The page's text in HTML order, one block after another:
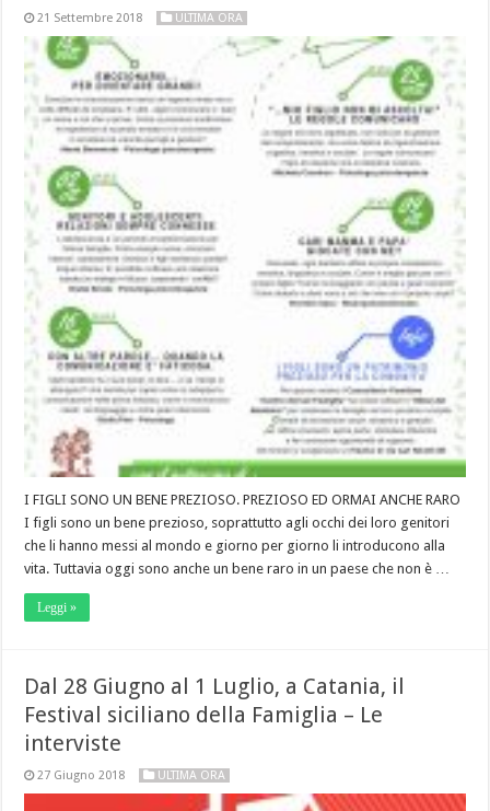
21 Settembre 2018 ULTIMA ORA
I FIGLI SONO UN BENE PREZIOSO. PREZIOSO ED ORMAI ANCHE RARO
I figli sono un bene prezioso, soprattutto agli occhi dei loro genitori
che li hanno messi al mondo e giorno per giorno li introducono alla
vita. Tuttavia oggi sono anche un bene raro in un paese che non è …
Leggi »
Dal 28 Giugno al 1 Luglio, a Catania, il
Festival siciliano della Famiglia – Le
interviste
27 Giugno 2018 ULTIMA ORA